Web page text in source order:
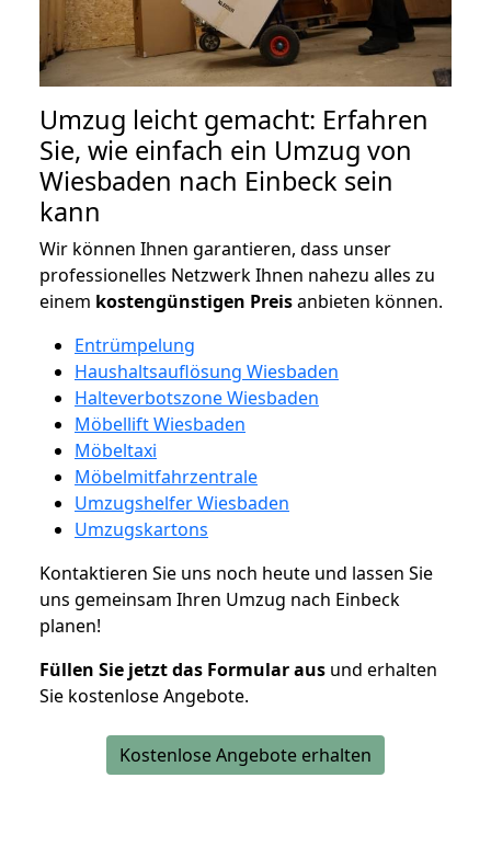
Umzug leicht gemacht: Erfahren
Sie, wie einfach ein Umzug von
Wiesbaden nach Einbeck sein
kann
Wir können Ihnen garantieren, dass unser
professionelles Netzwerk Ihnen nahezu alles zu
einem kostengünstigen Preisanbieten können.
Entrümpelung
Haushaltsauflösung Wiesbaden
Halteverbotszone Wiesbaden
Möbellift Wiesbaden
Möbeltaxi
Möbelmitfahrzentrale
Umzugshelfer Wiesbaden
Umzugskartons
Kontaktieren Sie uns noch heute und lassen Sie
uns gemeinsam Ihren Umzug nach Einbeck
planen!
Füllen Sie jetzt das Formular aus und erhalten
Sie kostenlose Angebote.
Kostenlose Angebote erhalten